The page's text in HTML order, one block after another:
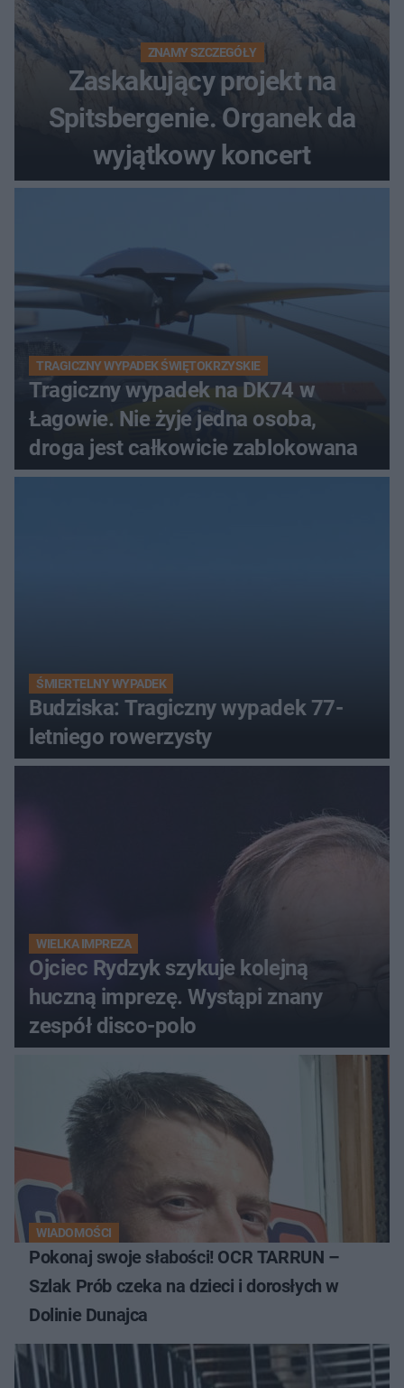
ZNAMY SZCZEGÓŁY
Zaskakujący projekt na
Spitsbergenie. Organek da
wyjątkowy koncert
TRAGICZNY WYPADEK ŚWIĘTOKRZYSKIE
Tragiczny wypadek na DK74 w
Łagowie. Nie żyje jedna osoba,
droga jest całkowicie zablokowana
ŚMIERTELNY WYPADEK
Budziska: Tragiczny wypadek 77-
letniego rowerzysty
WIELKA IMPREZA
Ojciec Rydzyk szykuje kolejną
huczną imprezę. Wystąpi znany
zespół disco-polo
WIADOMOŚCI
Pokonaj swoje słabości! OCR TARRUN –
Szlak Prób czeka na dzieci i dorosłych w
Dolinie Dunajca